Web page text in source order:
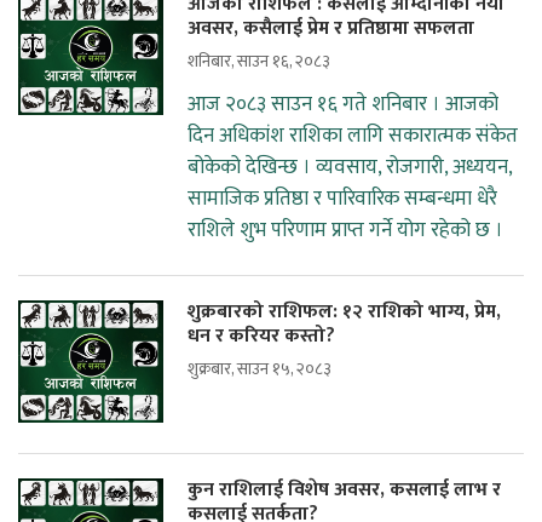
अवसर, कसैलाई प्रेम र प्रतिष्ठामा सफलता
शनिबार, साउन १६, २०८३
आज २०८३ साउन १६ गते शनिबार । आजको
दिन अधिकांश राशिका लागि सकारात्मक संकेत
बोकेको देखिन्छ । व्यवसाय, रोजगारी, अध्ययन,
सामाजिक प्रतिष्ठा र पारिवारिक सम्बन्धमा धेरै
राशिले शुभ परिणाम प्राप्त गर्ने योग रहेको छ ।
शुक्रबारको राशिफल: १२ राशिको भाग्य, प्रेम,
धन र करियर कस्तो?
शुक्रबार, साउन १५, २०८३
कुन राशिलाई विशेष अवसर, कसलाई लाभ र
कसलाई सतर्कता?